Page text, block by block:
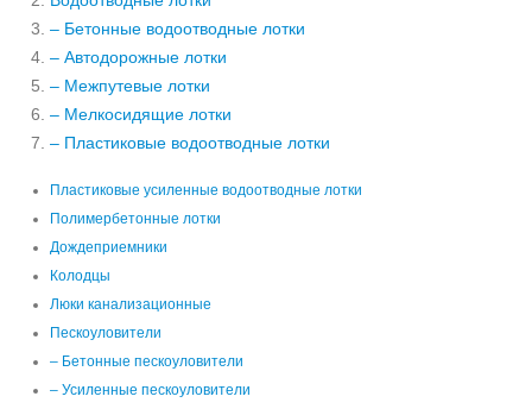
– Бетонные водоотводные лотки
– Автодорожные лотки
– Межпутевые лотки
– Мелкосидящие лотки
– Пластиковые водоотводные лотки
Пластиковые усиленные водоотводные лотки
Полимербетонные лотки
Дождеприемники
Колодцы
Люки канализационные
Пескоуловители
– Бетонные пескоуловители
– Усиленные пескоуловители